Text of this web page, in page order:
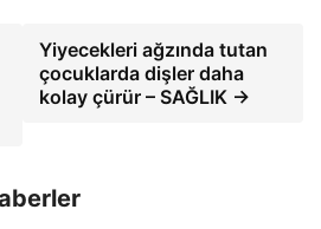
Yiyecekleri ağzında tutan
çocuklarda dişler daha
kolay çürür – SAĞLIK →